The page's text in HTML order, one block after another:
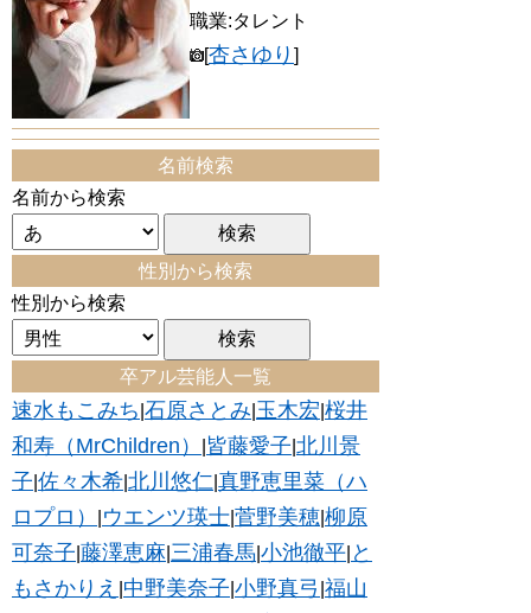
職業:タレント
[杏さゆり ]
名前検索
名前から検索
性別から検索
性別から検索
卒アル芸能人一覧
速水もこみち 石原さとみ 玉木宏 桜井
和寿（MrChildren）
皆藤愛子 北川景
子 佐々木希 北川悠仁 真野恵里菜（ハ
ロプロ）
ウエンツ瑛士 菅野美穂 柳原
可奈子 藤澤恵麻 三浦春馬 小池徹平 と
もさかりえ 中野美奈子 小野真弓 福山